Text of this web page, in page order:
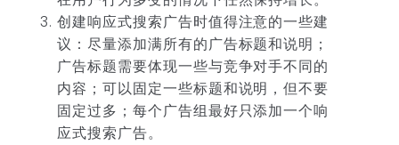
创建响应式搜索广告时值得注意的一些建
议：尽量添加满所有的广告标题和说明；
广告标题需要体现一些与竞争对手不同的
内容；可以固定一些标题和说明，但不要
固定过多；每个广告组最好只添加一个响
应式搜索广告。